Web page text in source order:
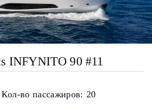
INFYNITO 90 #11
Кол-во пассажиров: 20